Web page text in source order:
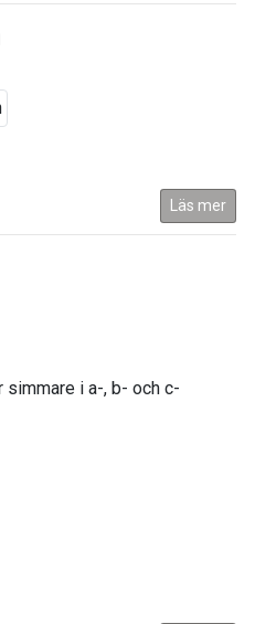
Läs mer
i a-, b- och c-